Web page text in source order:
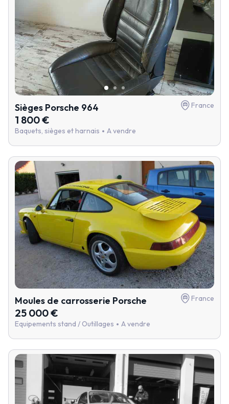
Sièges Porsche 964 France
1 800 €
Baquets, sièges et harnais A vendre
Moules de carrosserie Porsche France
25 000 €
Equipements stand / Outillages A vendre